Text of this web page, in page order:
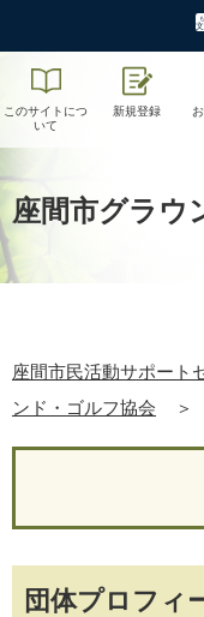
このサイトにつ
いて
新規登録
座間市グラウ
座間市民活動サポー
ンド・ゴルフ協会
＞
団体プロフィ